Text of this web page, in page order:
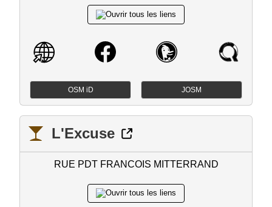
OSM iD JOSM
L'Excuse
RUE PDT FRANCOIS MITTERRAND